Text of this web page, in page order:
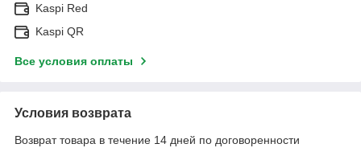
Kaspi Red
Kaspi QR
Все условия оплаты
Условия возврата
Возврат товара в течение 14 дней по договоренности